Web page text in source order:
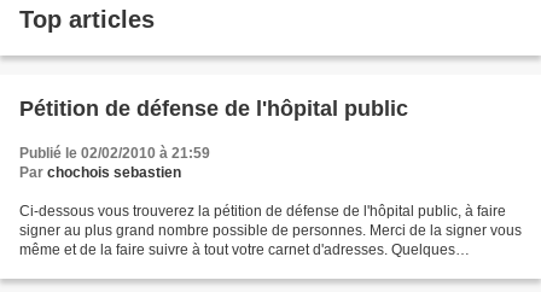
Top articles
Pétition de défense de l'hôpital public
Publié le 02/02/2010 à 21:59
Par chochois sebastien
Ci-dessous vous trouverez la pétition de défense de l'hôpital public, à faire
signer au plus grand nombre possible de personnes. Merci de la signer vous
même et de la faire suivre à tout votre carnet d'adresses. Quelques